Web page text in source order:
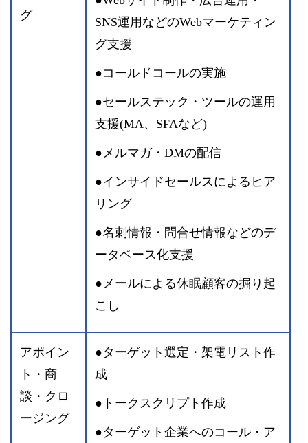
グ
SNS運用などのWebマーケティン
グ支援
●コールドコールの実施
●セールステック・ツールの運用
支援(MA、SFAなど)
●メルマガ・DMの配信
●インサイドセールスによるヒア
リング
●名刺情報・問合せ情報などのデ
ータベース化支援
●メールによる休眠顧客の掘り起
こし
アポイン
ト・商
談・クロ
ージング
●ターゲット選定・架電リスト作
成
●トークスクリプト作成
●ターゲット企業へのコール・ア